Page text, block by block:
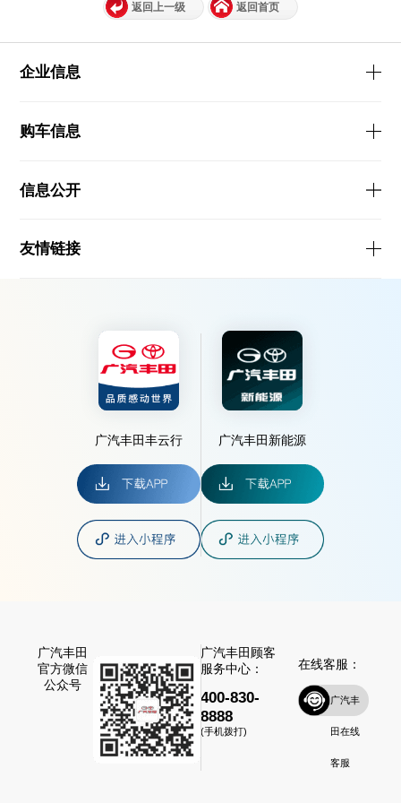
返回上一级 返回首页
企业信息
购车信息
信息公开
友情链接
广汽丰田丰云行 广汽丰田新能源
广汽丰田
官方微信
公众号
广汽丰田顾客
服务中心：
400-830-
8888
(手机拨打)
在线客服：
广汽丰
田在线
客服